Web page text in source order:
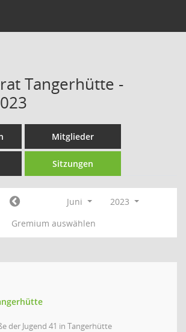
Tangerhütte -
Mitglieder
Sitzungen
Juni
2023
Gremium auswählen
der Jugend 41 in Tangerhütte